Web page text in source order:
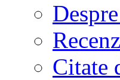
Citate